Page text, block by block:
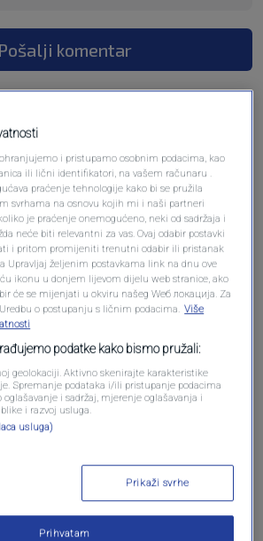
Pošalji komentar
Oglas
Oglas
i pristupamo osobnim podacima, kao
ili lični identifikatori, na vašem računaru .
praćenje tehnologije kako bi se pružila
svrhama na osnovu kojih mi i naši partneri
je praćenje onemogućeno, neki od sadržaja i
neće biti relevantni za vas. Ovaj odabir postavki
i pritom promijeniti trenutni odabir ili pristanak
Upravljaj željenim postavkama link na dnu ove
ikonu u donjem lijevom dijelu web stranice, ako
će se mijenjati u okviru našeg Wеб локација. Za
o postupanju s ličnim podacima. Više
podatke kako bismo pružali:
geolokaciji. Aktivno skenirajte karakteristike
Spremanje podataka i/ili pristupanje podacima
oglašavanje i sadržaj, mjerenje oglašavanja i
i razvoj usluga.
usluga)
Prikaži svrhe
Prihvatam